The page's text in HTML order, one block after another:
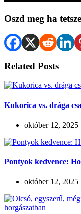
Oszd meg ha
Related Posts
Kukorica vs. drága
október 12, 2025
Pontyok kedvence:
október 12, 2025